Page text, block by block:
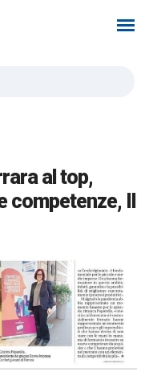
al top,
Il